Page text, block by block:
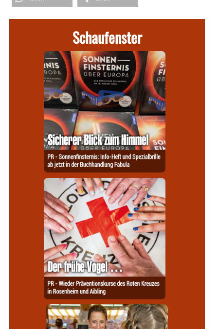
Schaufenster